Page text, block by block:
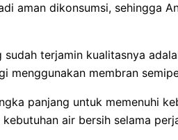
aman dikonsumsi, sehingga
terjamin kualitasnya
menggunakan membran
panjang untuk memenuhi
air bersih selama